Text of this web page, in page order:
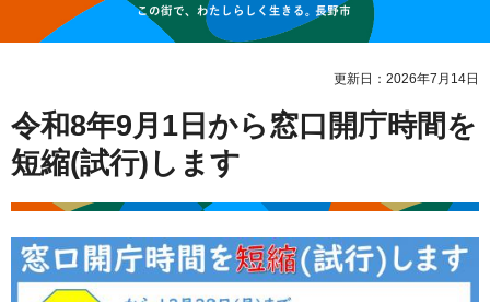
更新日：2026年7月14日
令和8年9月1日から窓口開庁時間を
短縮(試行)します